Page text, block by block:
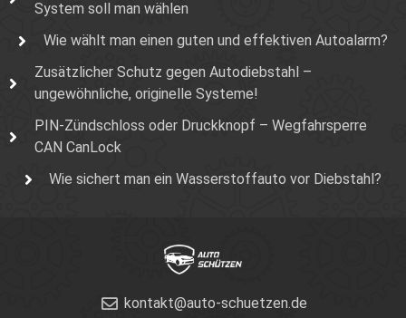
System soll man wählen
Wie wählt man einen guten und effektiven Autoalarm?
Zusätzlicher Schutz gegen Autodiebstahl –
ungewöhnliche, originelle Systeme!
PIN-Zündschloss oder Druckknopf – Wegfahrsperre
CAN CanLock
Wie sichert man ein Wasserstoffauto vor Diebstahl?
kontakt@auto-schuetzen.de